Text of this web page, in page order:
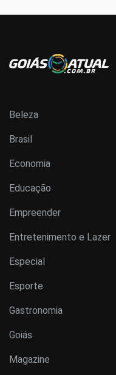
Beleza
Brasil
Economia
Educação
Empreender
Entretenimento e Lazer
Especial
Esporte
Gastronomia
Goiás
Magazine